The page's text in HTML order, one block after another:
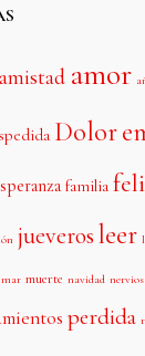
amistad amor
Dolor
familia
jueverosleer
mar muerte navidad nervios
perdida